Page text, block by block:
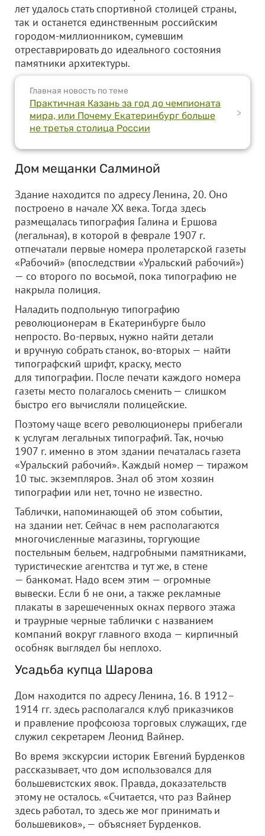
лет удалось стать спортивной столицей страны,
так и останется единственным российским
городом-миллионником, сумевшим
отреставрировать до идеального состояния
памятники архитектуры.
Главная новость по теме
Практичная Казань за год до чемпионата
мира, или Почему Екатеринбург больше
не третья столица России
>
Дом мещанки Салминой
Здание находится по адресу Ленина, 20. Оно
построено в начале XX века. Тогда здесь
размещалась типография Галина и Ершова
(легальная), в которой в феврале 1907 г.
отпечатали первые номера пролетарской газеты
«Рабочий» (впоследствии «Уральский рабочий»)
— со второго по восьмой, пока типографию не
накрыла полиция.
Наладить подпольную типографию
революционерам в Екатеринбурге было
непросто. Во-первых, нужно найти детали
и вручную собрать станок, во-вторых — найти
типографский шрифт, краску, место
для типографии. После печати каждого номера
газеты место полагалось сменить — слишком
быстро его вычисляли полицейские.
Поэтому чаще всего революционеры прибегали
к услугам легальных типографий. Так, ночью
1907 г. именно в этом здании печаталась газета
«Уральский рабочий». Каждый номер — тиражом
10 тыс. экземпляров. Знал об этом хозяин
типографии или нет, точно не известно.
Таблички, напоминающей об этом событии,
на здании нет. Сейчас в нем располагаются
многочисленные магазины, торгующие
постельным бельем, надгробными памятниками,
туристические агентства и тут же, в стене
— банкомат. Надо всем этим — огромные
вывески. Если б не они, а также рекламные
плакаты в зарешеченных окнах первого этажа
и траурные черные таблички с названием
компаний вокруг главного входа — кирпичный
особняк выглядел бы неплохо.
Усадьба купца Шарова
Дом находится по адресу Ленина, 16. В 1912–
1914 гг. здесь располагался клуб приказчиков
и правление профсоюза торговых служащих, где
служил секретарем Леонид Вайнер.
Во время экскурсии историк Евгений Бурденков
рассказывает, что дом использовался для
большевистских явок. Правда, доказательств
этому не осталось. «Считается, что раз Вайнер
здесь работал, то здесь же мог принимать и
большевиков», — объясняет Бурденков.